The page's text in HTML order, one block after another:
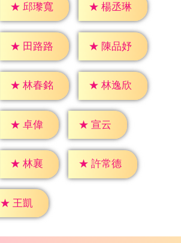
★ 邱瓈寬 ★ 楊丞琳
★ 田路路 ★ 陳品妤
★ 林春銘 ★ 林逸欣
★ 卓偉 ★ 宣云
★ 林襄 ★ 許常德
★ 王凱